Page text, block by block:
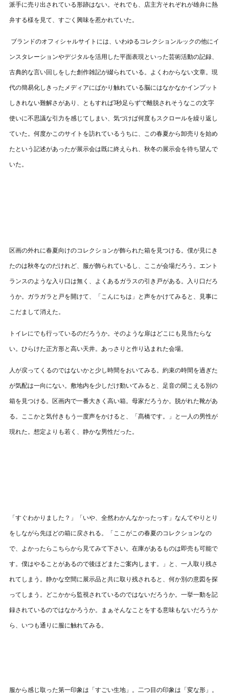
派手に売り出されている形跡はない。それでも、店主方それぞれが雄弁に熱
弁する様を見て、すごく興味を惹かれていた。
ブランドのオフィシャルサイトには、いわゆるコレクションルックの他にイ
ンスタレーションやデジタルを活用した平面表現といった芸術活動の記録、
古典的な言い回しをした創作雑記が綴られている。よくわからない文章。現
代の簡易化しきったメディアにばかり触れている脳にはなかなかインプット
しきれない難解さがあり、ともすれば3秒足らずで離脱されそうなこの文字
使いに不思議な引力を感じてしまい、気づけば何度もスクロールを繰り返し
ていた。何度かこのサイトを訪れているうちに、この春夏から卸売りを始め
たという記述があったが展示会は既に終えられ、秋冬の展示会を待ち望んで
いた。
区画の外れに春夏向けのコレクションが飾られた箱を見つける。僕が見にき
たのは秋冬なのだけれど、服が飾られているし、ここが会場だろう。エント
ランスのような入り口は無く、よくあるガラスの引き戸がある。入り口だろ
うか。ガラガラと戸を開けて、「こんにちは」と声をかけてみると、見事に
こだまして消えた。
トイレにでも行っているのだろうか。そのような扉はどこにも見当たらな
い。ひらけた正方形と高い天井。あっさりと作り込まれた会場。
人が戻ってくるのではないかと少し時間をおいてみる。約束の時間を過ぎた
が気配は一向にない。敷地内を少しだけ動いてみると、足音の聞こえる別の
箱を見つける。区画内で一番大きく高い箱。母家だろうか。脱がれた靴があ
る。ここかと気付きもう一度声をかけると、「髙橋です。」と一人の男性が
現れた。想定よりも若く、静かな男性だった。
「すぐわかりました？」「いや、全然わかんなかったっす」なんてやりとり
をしながら先ほどの箱に戻される。「ここがこの春夏のコレクションなの
で、よかったらこちらから見てみて下さい。在庫があるものは即売も可能で
す。僕はやることがあるので後ほどまたご案内します。」と、一人取り残さ
れてしまう。静かな空間に展示品と共に取り残されると、何か別の意図を探
ってしまう。どこかから監視されているのではないだろうか。一挙一動を記
録されているのではなかろうか。まぁそんなことをする意味もないだろうか
ら、いつも通りに服に触れてみる。
服から感じ取った第一印象は「すごい生地」。二つ目の印象は「変な形」。